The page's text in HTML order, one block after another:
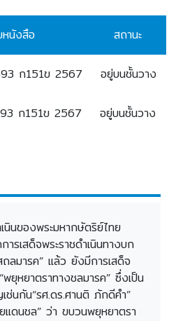
หนังสือ สถานะ
ก151ข 2567 อยู่บนชั้นวาง
ก151ข 2567 อยู่บนชั้นวาง
นินของพระมหากษัตริย์ไทย
รเสด็จพระราชดำเนินทางบก
ลมารค” แล้ว ยังมีการเสด็จ
ยุหยาตราทางชลมารค” ซึ่งเป็น
ช่นกัน“รศ.ดร.ศานติ ภักดีคำ”
แดนชล” ว่า ขบวนพยุหยาตรา